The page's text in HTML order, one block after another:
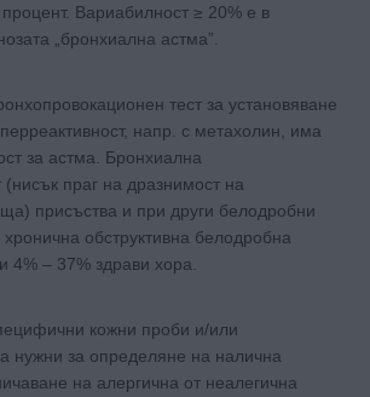
Вариабилност ≥ 20% е в
„бронхиална астма”.
тест за установяване
напр. с метахолин, има
за астма. Бронхиална
(нисък праг на дразнимост на
присъства и при други белодробни
обструктивна белодробна
4% – 37% здрави хора.
кожни проби и/или
нужни за определяне на налична
на алергична от неалегична